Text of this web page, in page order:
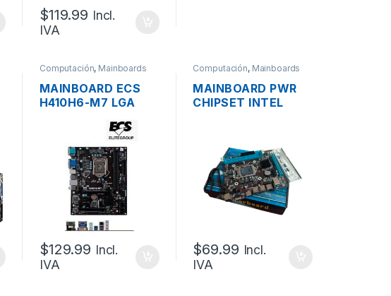
$119.99 Incl.
IVA
Computación, Mainboards
MAINBOARD ECS
H410H6-M7 LGA
VIDEO VGA, HDMI,
4XUSB 3.2, 1XPCI-E,
M.2, PS2
$129.99 Incl.
IVA
Computación, Mainboards
MAINBOARD PWR
CHIPSET INTEL
DDR3, VIDEO VGA
HDMI, 1XPCI, 1XPCI-
E, USB, PS2
$69.99 Incl.
IVA